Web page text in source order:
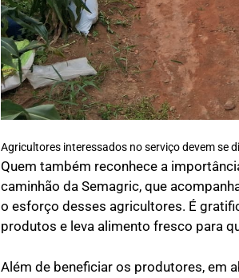
Agricultores interessados no serviço devem se
Quem também reconhece a
caminhão da Semagric, que
o esforço desses agricultores. É
produtos e leva alimento fresco para
Além de beneficiar os produtores, em